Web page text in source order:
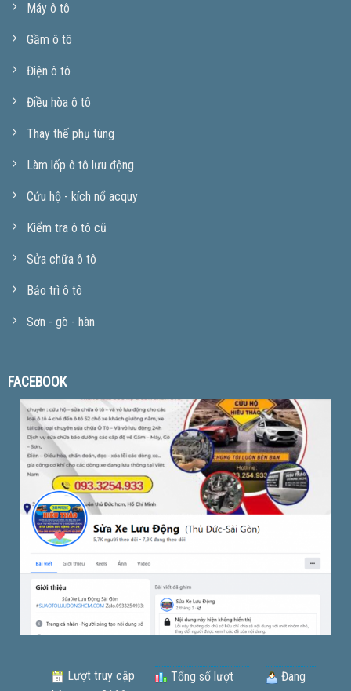
Máy ô tô
Gầm ô tô
Điện ô tô
Điều hòa ô tô
Thay thế phụ tùng
Làm lốp ô tô lưu động
Cứu hộ - kích nổ acquy
Kiểm tra ô tô cũ
Sửa chữa ô tô
Bảo trì ô tô
Sơn - gò - hàn
FACEBOOK
Lượt truy cập
Tổng số lượt
Đang